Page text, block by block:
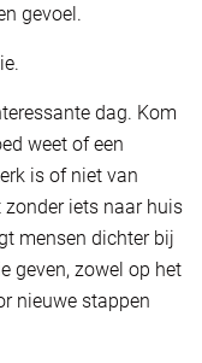
gevoel.
dag. Kom
weet of een
is of niet van
iets naar huis
mensen dichter bij
geven, zowel op het
nieuwe stappen